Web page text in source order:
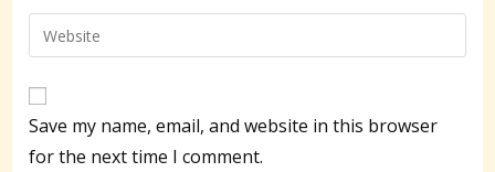
to
comment
email
address
Enter
your
URL
(optional)
Save my name, email, and website in this browser
for the next time I comment.